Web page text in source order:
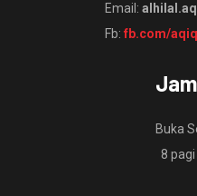
Email:
Fb: fb.com/
Buka
8